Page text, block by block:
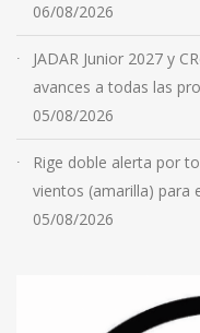
06/08/2026
JADAR Junior 2027 y
avances a todas las
05/08/2026
Rige doble alerta por
vientos (amarilla) para
05/08/2026